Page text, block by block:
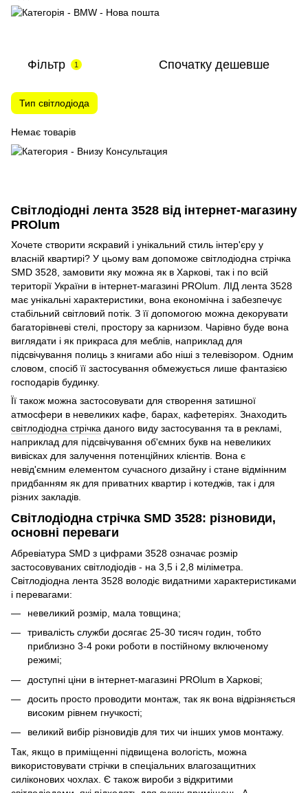
Фільтр 1 Спочатку дешевше
Тип світлодіода
Немає товарів
Світлодіодні лента 3528 від інтернет-магазину
PROlum
Хочете створити яскравий і унікальний стиль інтер'єру у
власній квартирі? У цьому вам допоможе світлодіодна стрічка
SMD 3528, замовити яку можна як в Харкові, так і по всій
території України в інтернет-магазині PROlum. ЛІД лента 3528
має унікальні характеристики, вона економічна і забезпечує
стабільний світловий потік. З її допомогою можна декорувати
багаторівневі стелі, простору за карнизом. Чарівно буде вона
виглядати і як прикраса для меблів, наприклад для
підсвічування полиць з книгами або ніші з телевізором. Одним
словом, спосіб її застосування обмежується лише фантазією
господарів будинку.
Її також можна застосовувати для створення затишної
атмосфери в невеликих кафе, барах, кафетеріях. Знаходить
світлодіодна стрічка даного виду застосування та в рекламі,
наприклад для підсвічування об'ємних букв на невеликих
вивісках для залучення потенційних клієнтів. Вона є
невід'ємним елементом сучасного дизайну і стане відмінним
придбанням як для приватних квартир і котеджів, так і для
різних закладів.
Світлодіодна стрічка SMD 3528: різновиди,
основні переваги
Абревіатура SMD з цифрами 3528 означає розмір
застосовуваних світлодіодів - на 3,5 і 2,8 міліметра.
Світлодіодна лента 3528 володіє видатними характеристиками
і перевагами:
невеликий розмір, мала товщина;
тривалість служби досягає 25-30 тисяч годин, тобто
приблизно 3-4 роки роботи в постійному включеному
режимі;
доступні ціни в інтернет-магазині PROlum в Харкові;
досить просто проводити монтаж, так як вона відрізняється
високим рівнем гнучкості;
великий вибір різновидів для тих чи інших умов монтажу.
Так, якщо в приміщенні підвищена вологість, можна
використовувати стрічки в спеціальних влагозащитних
силіконових чохлах. Є також вироби з відкритими